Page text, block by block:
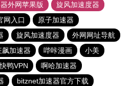
外网苹果版
旋风加速度器
网入口
原子加速器
旋风加速度器
外网网址导航
飙加速器 哔咔漫画
小美
快鸭VPN
啊哈加速器
bitznet加速器官方下载